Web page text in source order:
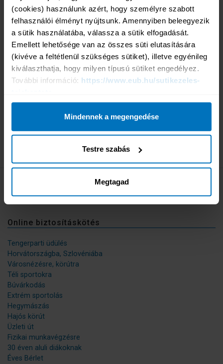
(cookies) használunk azért, hogy személyre szabott
felhasználói élményt nyújtsunk. Amennyiben beleegyezik
a sütik használatába, válassza a sütik elfogadását.
Emellett lehetősége van az összes süti elutasítására
(kivéve a feltétlenül szükséges sütiket), illetve egyénileg
kiválaszthatja, hogy milyen típusú sütiket engedélyez.
További információ: https://www.eub.hu/sutikezeles-
Mindennek a megengedése
Testre szabás
Megtagad
Ajánlatkéréshez kattintson az alábbi linkre:
https://eub.hu/vallalati-ajanlatkeres/
Kérjük, hogy kérdés esetén vegye fel a kapcsolatot
munkatársainkkal az alábbi elérhetőségek egyikén:
Tel.: 452-3313
vallalati@eub.hu
Ha a biztosítani kívánt utazás két napon belül kezdődik,
vagy az utazási napok mennyisége nem haladja meg a 100
Üzleti utazásra, szellemi
munkavégzésre:https://eub.hu/uzleti-utra/
Fizikai munkavégzésre:https://eub.hu/fizikai-
Online biztosításkötés
Tengerparti üdülés
Horvátországba, Szlovéniába
Városnézésre, körútra
Téli sportokra
Búvárkodás
Extrém sportolás
Hegymászás
Hajós körút
Üzleti út
Fizikai munkavégzésre
30 éven aluli diákoknak
Éves Bérlet